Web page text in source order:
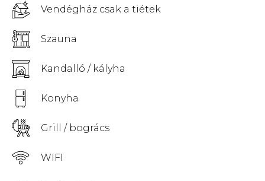
Vendégház csak a tiétek
Szauna
Kandalló / kályha
Konyha
Grill / bogrács
WIFI